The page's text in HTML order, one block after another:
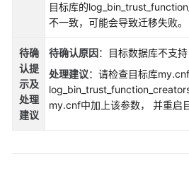
最
佳
实
践
目标库的
不一致，可能会导致迁移失败。
待确
认提
示及
处理
建议
待确认原因：目标数据库不支持
处理建议：请检查目标库
my.cnf中加上该参数， 并重启